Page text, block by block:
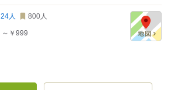
24人 800人
～￥999